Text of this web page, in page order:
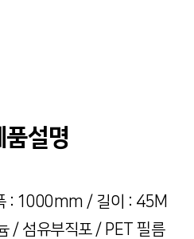
품설명
: 1000mm / 길이 : 45M
/ 섬유부직포 / PET 필름